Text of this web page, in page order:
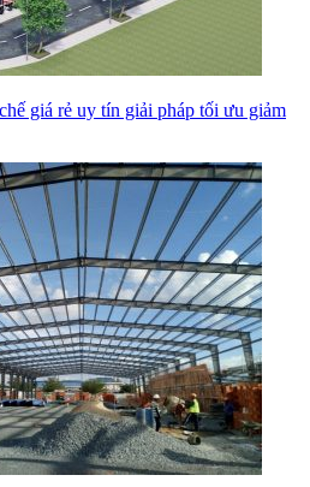
giá rẻ uy tín giải pháp tối ưu giảm